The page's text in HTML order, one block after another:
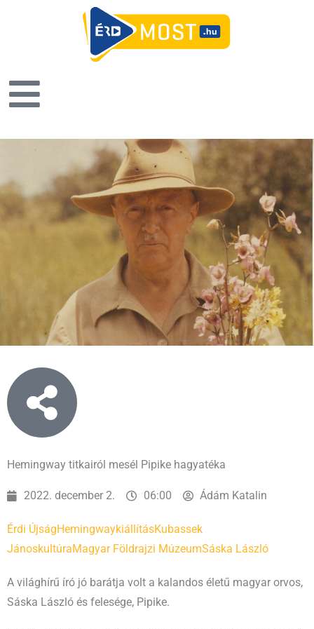
Hemingway titkairól mesél Pipike hagyatéka
2022. december 2. 06:00 Ádám Katalin
Érdi ÚjságHemingwaykiállításKubassek
JánoskultúraMagyar Földrajzi MúzeumSáska László
A világhírű író jó barátja volt a kalandos életű magyar orvos,
Sáska László és felesége, Pipike.